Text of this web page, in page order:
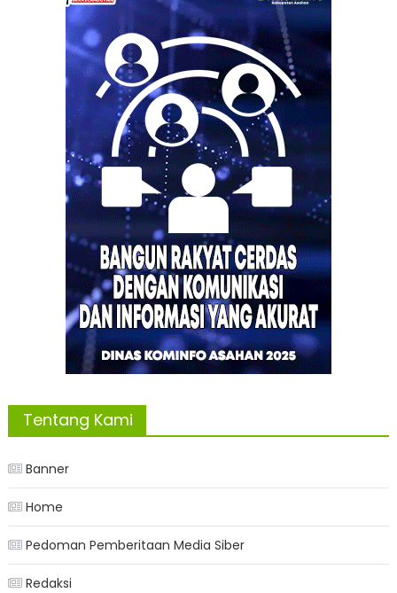
Tentang Kami
Banner
Home
Pedoman Pemberitaan Media Siber
Redaksi